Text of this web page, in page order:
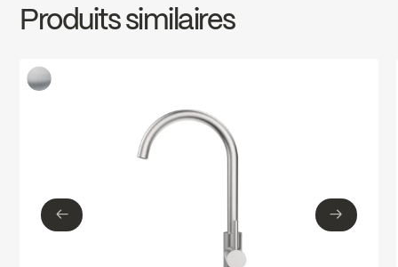
Download ↘
Produits similaires
← →